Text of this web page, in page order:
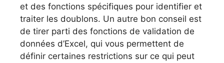
et des fonctions spécifiques pour identifier et
traiter les doublons. Un autre bon conseil est
de tirer parti des fonctions de validation de
données d’Excel, qui vous permettent de
définir certaines restrictions sur ce qui peut